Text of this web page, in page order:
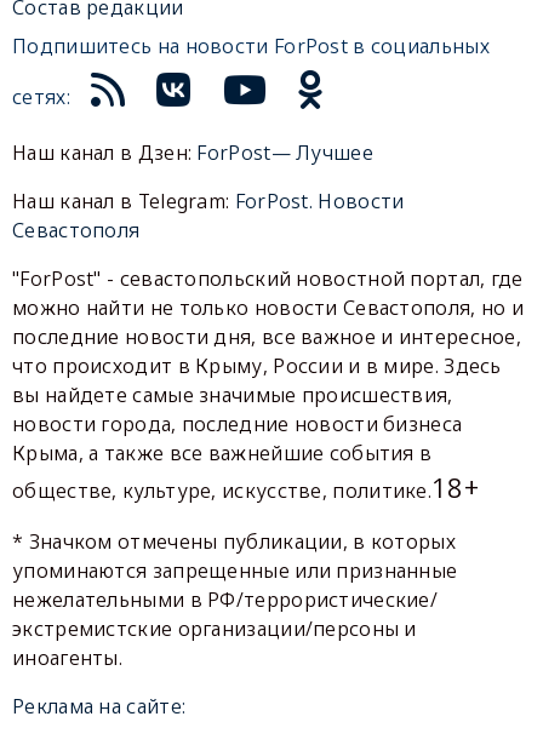
Состав редакции
Подпишитесь на новости ForPost в социальных
сетях:
Наш канал в Дзен: ForPost— Лучшее
Наш канал в Telegram: ForPost. Новости
Севастополя
"ForPost" - севастопольский новостной портал, где
можно найти не только новости Севастополя, но и
последние новости дня, все важное и интересное,
что происходит в Крыму, России и в мире. Здесь
вы найдете самые значимые происшествия,
новости города, последние новости бизнеса
Крыма, а также все важнейшие события в
обществе, культуре, искусстве, политике.18+
* Значком отмечены публикации, в которых
упоминаются запрещенные или признанные
нежелательными в РФ/террористические/
экстремистские организации/персоны и
иноагенты.
Реклама на сайте: